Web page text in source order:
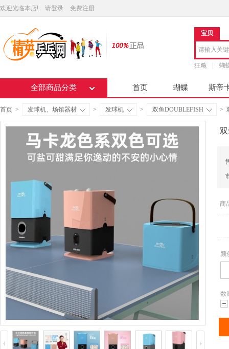
欢迎光临本店! 请登录 免费注册
宝贝
狂飚 蝴
全部商品分类 首页 蝴蝶 斯帝
首页 > 发球机、场馆器材 > 发球机 > 双鱼DOUBLEFISH >
商
颜
数